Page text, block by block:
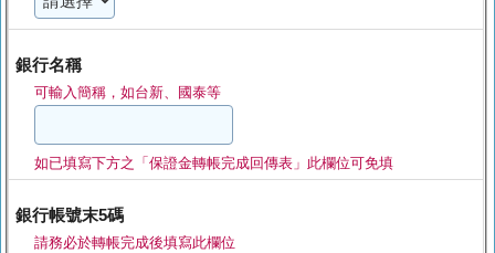
銀行名稱
可輸入簡稱，如台新、國泰等
如已填寫下方之「保證金轉帳完成回傳表」此欄位可免填
銀行帳號末5碼
請務必於轉帳完成後填寫此欄位